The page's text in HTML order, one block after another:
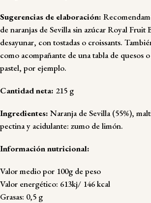
Sugerencias de elaboración:
de naranjas de Sevilla sin azúcar Royal Fruit
desayunar, con tostadas o croissants.
como acompañante de una tabla de quesos
pastel, por ejemplo.
Cantidad neta: 215 g
Ingredientes: Naranja de Sevilla (55%),
pectina y acidulante: zumo de limón.
Información nutricional:
Valor medio por 100g de peso
Valor energético: 613kj/ 146 kcal
Grasas: 0,5 g